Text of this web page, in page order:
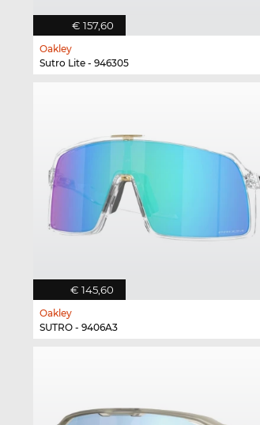
€ 157,60
Oakley
Sutro Lite - 946305
€ 145,60
Oakley
SUTRO - 9406A3